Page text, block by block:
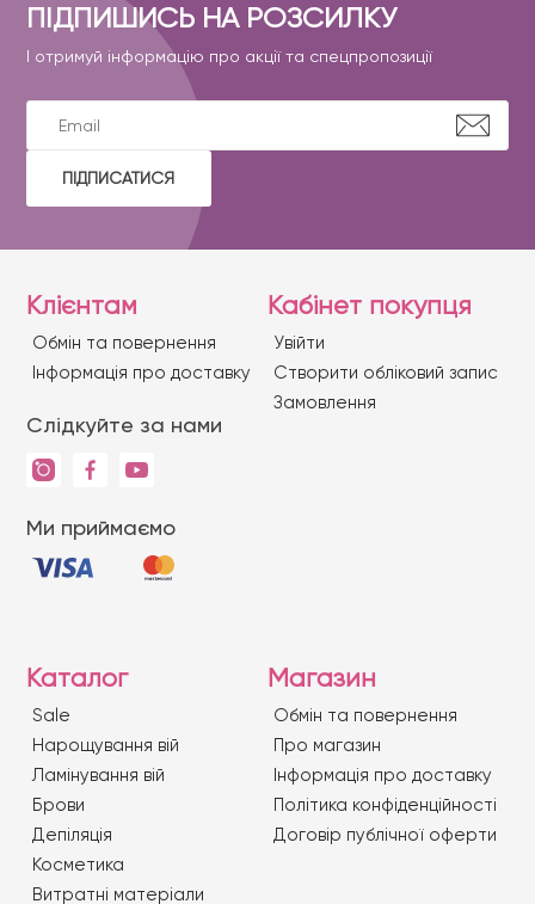
ПІДПИШИСЬ НА РОЗСИЛКУ
І отримуй інформацію про акції та спецпропозиції
ПІДПИСАТИСЯ
Клієнтам
Обмін та повернення
Iнформація про доставку
Слідкуйте за нами
Ми приймаємо
Кабінет покупця
Увійти
Створити обліковий запис
Замовлення
Каталог
Sale
Нарощування вій
Ламінування вій
Брови
Депіляція
Косметика
Витратні матеріали
Магазин
Обмін та повернення
Про магазин
Iнформація про доставку
Політика конфіденційності
Договір публічної оферти